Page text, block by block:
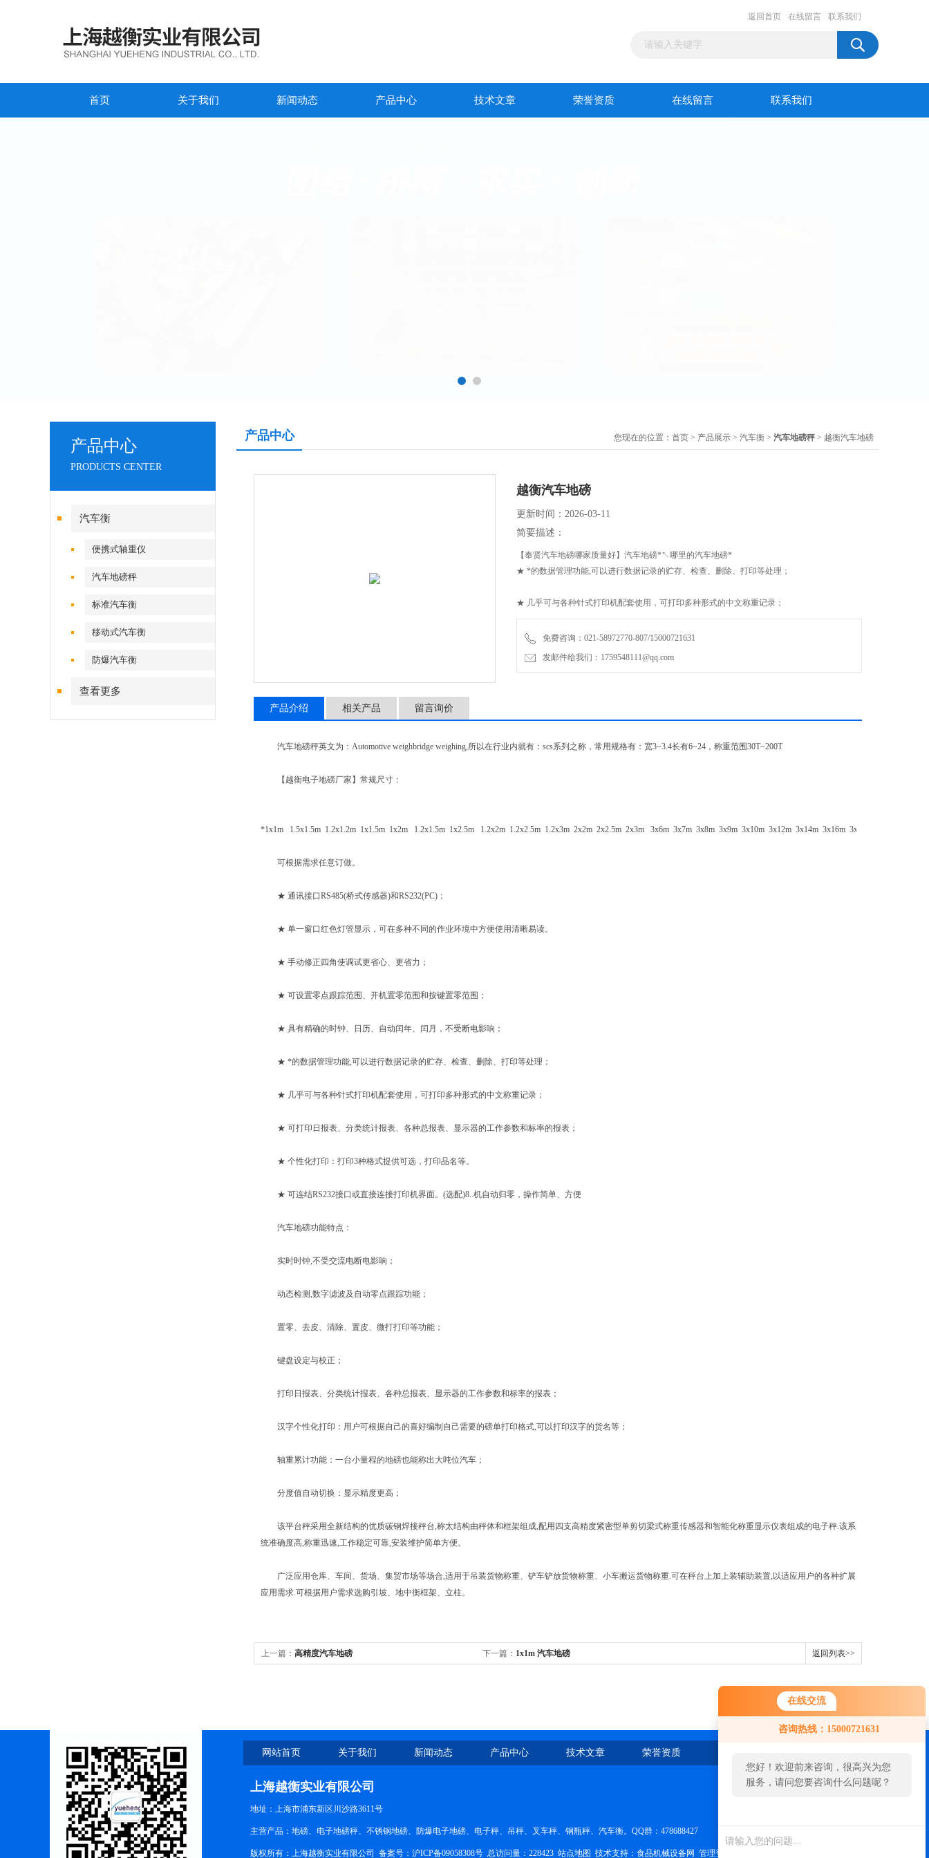
在线交流
咨询热线：15000721631
您好！欢迎前来咨询，很高兴为您
服务，请问您要咨询什么问题呢？
返回首页 在线留言 联系我们
首页 关于我们 新闻动态 产品中心 技术文章 荣誉资质 在线留言 联系我们
产品中心
PRODUCTS CENTER
汽车衡
便携式轴重仪
汽车地磅秤
标准汽车衡
移动式汽车衡
防爆汽车衡
查看更多
产品中心 您现在的位置： 首页 > 产品展示 > 汽车衡 > 汽车地磅秤> 越衡汽车地磅
越衡汽车地磅
更新时间：2026-03-11
简要描述：
【奉贤汽车地磅哪家质量好】汽车地磅*↖哪里的汽车地磅*
★ *的数据管理功能,可以进行数据记录的贮存、检查、删除、打印等处理；
★ 几乎可与各种针式打印机配套使用，可打印多种形式的中文称重记录；
★ 可打印日报表、分类统计报表、各种总报表、显示器的工作参数和标率的报表；
免费咨询：021-58972770-807/15000721631
发邮件给我们：1759548111@qq.com
产品介绍 相关产品 留言询价
汽车地磅秤英文为：Automotive weighbridge weighing,所以在行业内就有：scs系列之称，常用规格有：宽3~3.4长有6~24，称重范围30T~200T
【越衡电子地磅厂家】常规尺寸：
*1x1m 1.5x1.5m 1.2x1.2m 1x1.5m 1x2m 1.2x1.5m 1x2.5m 1.2x2m 1.2x2.5m 1.2x3m 2x2m 2x2.5m 2x3m 3x6m 3x7m 3x8m 3x9m 3x10m 3x12m 3x14m 3x16m 3x18m 3x20,m
可根据需求任意订做。
★ 通讯接口RS485(桥式传感器)和RS232(PC)；
★ 单一窗口红色灯管显示，可在多种不同的作业环境中方便使用清晰易读。
★ 手动修正四角使调试更省心、更省力；
★ 可设置零点跟踪范围、开机置零范围和按键置零范围；
★ 具有精确的时钟、日历、自动闰年、闰月，不受断电影响；
★ *的数据管理功能,可以进行数据记录的贮存、检查、删除、打印等处理；
★ 几乎可与各种针式打印机配套使用，可打印多种形式的中文称重记录；
★ 可打印日报表、分类统计报表、各种总报表、显示器的工作参数和标率的报表；
★ 个性化打印：打印3种格式提供可选，打印品名等。
★ 可连结RS232接口或直接连接打印机界面。(选配)8..机自动归零，操作简单、方便
汽车地磅功能特点：
实时时钟,不受交流电断电影响；
动态检测,数字滤波及自动零点跟踪功能；
置零、去皮、清除、置皮、微打打印等功能；
键盘设定与校正；
打印日报表、分类统计报表、各种总报表、显示器的工作参数和标率的报表；
汉字个性化打印：用户可根据自己的喜好编制自己需要的磅单打印格式,可以打印汉字的货名等；
轴重累计功能：一台小量程的地磅也能称出大吨位汽车；
分度值自动切换：显示精度更高；
该平台秤采用全新结构的优质碳钢焊接秤台,称太结构由秤体和框架组成,配用四支高精度紧密型单剪切梁式称重传感器和智能化称重显示仪表组成的电子秤.该系
统准确度高,称重迅速,工作稳定可靠,安装维护简单方便。
广泛应用仓库、车间、货场、集贸市场等场合,适用于吊装货物称重、铲车铲放货物称重、小车搬运货物称重.可在秤台上加上装辅助装置,以适应用户的各种扩展
应用需求.可根据用户需求选购引坡、地中衡框架、立柱。
上一篇： 高精度汽车地磅 下一篇： 1x1m 汽车地磅 返回列表>>
网站首页 关于我们 新闻动态 产品中心 技术文章 荣誉资质
上海越衡实业有限公司
地址：上海市浦东新区川沙路3611号
主营产品：地磅、电子地磅秤、不锈钢地磅、防爆电子地磅、电子秤、吊秤、叉车秤、钢瓶秤、汽车衡。QQ群：478688427
版权所有：上海越衡实业有限公司 备案号： 沪ICP备09058308号 总访问量：228423 站点地图 技术支持： 食品机械设备网 管理登陆